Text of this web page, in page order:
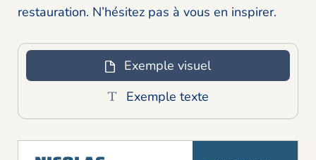
restauration. N’hésitez pas à vous en inspirer.
Exemple visuel
Exemple texte